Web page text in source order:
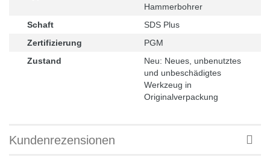
Hammerbohrer
Schaft
SDS Plus
Zertifizierung
PGM
Zustand
Neu: Neues, unbenutztes
und unbeschädigtes
Werkzeug in
Originalverpackung
Kundenrezensionen